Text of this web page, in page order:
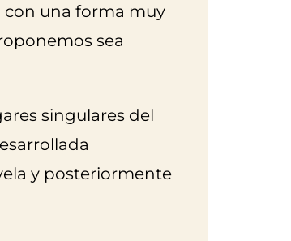
con una forma muy
sea
singulares del
y posteriormente